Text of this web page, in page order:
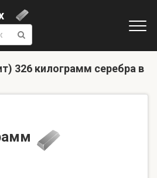
326 килограмм серебра в